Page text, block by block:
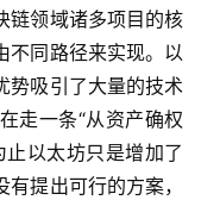
链领域诸多项目的核
不同路径来实现。以
势吸引了大量的技术
走一条“从资产确权
以太坊只是增加了
提出可行的方案，